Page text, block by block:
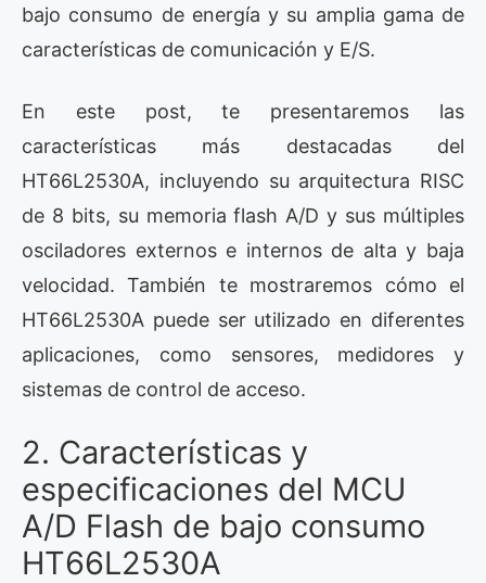
bajo consumo de energía y su amplia gama de
características de comunicación y E/S.
En este post, te presentaremos las
características más destacadas del
HT66L2530A, incluyendo su arquitectura RISC
de 8 bits, su memoria flash A/D y sus múltiples
osciladores externos e internos de alta y baja
velocidad. También te mostraremos cómo el
HT66L2530A puede ser utilizado en diferentes
aplicaciones, como sensores, medidores y
sistemas de control de acceso.
2. Características y
especificaciones del MCU
A/D Flash de bajo consumo
HT66L2530A